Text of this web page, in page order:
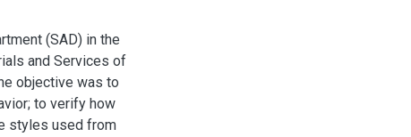
(SAD) in the
and Services of
objective was to
to verify how
styles used from